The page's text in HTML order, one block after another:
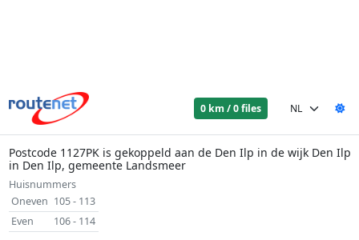
0 km / 0 files
Postcode 1127PK is gekoppeld aan de Den Ilp in de wijk Den Ilp
in Den Ilp, gemeente Landsmeer
Huisnummers
Oneven 105 - 113
Even
106 - 114